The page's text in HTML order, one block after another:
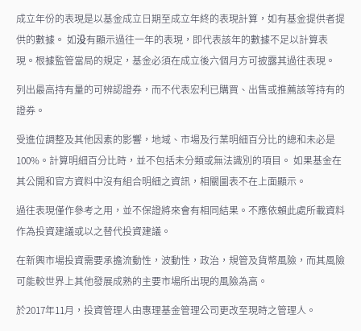
成立年份的表現是以基金成立日期至成立年終的表現計算，如有基金提供者提
供的數據。 如没有顯示過往一年的表現，即代表該年的數據不足以計算表
現。根據監管當局的規定，基金必須在成立後六個月方可披露其過往表現。
列出最高持有量的可辨認證券，而不代表宏利已購買、出售或推薦該等持有的
證券。
受進位調整及其他因素的影響，地域、市場及行業明細百分比的總和未必是
100%。計算明細百分比時，並不包括未分類或無法識別的項目。 如果基金在
其公開和官方資料中沒有組合明細之資訊，相關圖表不在上面顯示。
過往表現僅作參考之用，並不保證將來會有相同結果。不應依賴此處所載資料
作為投資建議或以之替代投資建議。
在新興市場投資需要承擔流動性，波動性，政治，規管及貨幣風險，而其風險
可能較世界上其他發展成熟的主要市場所出現的風險為高。
於2017年11月，投資管理人由惠理基金管理公司更改至現時之管理人。